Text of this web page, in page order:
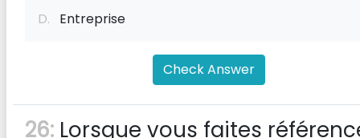
D. Entreprise
Check Answer
26: Lorsque vous faites